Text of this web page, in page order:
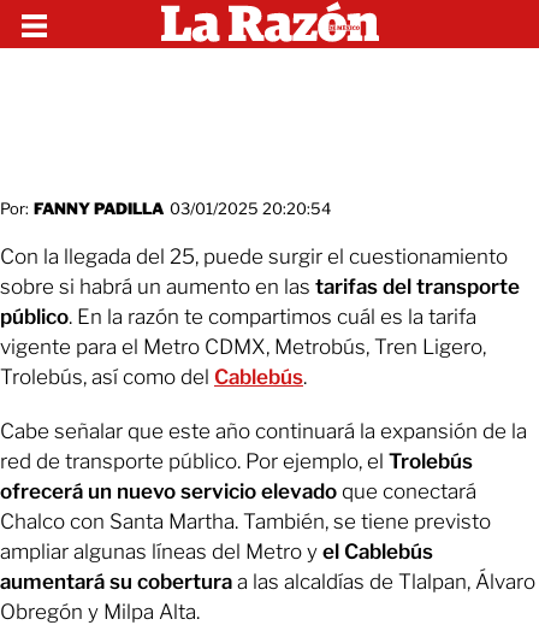
Por: FANNY PADILLA 03/01/2025 20:20:54
Con la llegada del 25, puede surgir el cuestionamiento
sobre si habrá un aumento en las tarifas del transporte
público. En la razón te compartimos cuál es la tarifa
vigente para el Metro CDMX, Metrobús, Tren Ligero,
Trolebús, así como del Cablebús.
Cabe señalar que este año continuará la expansión de la
red de transporte público. Por ejemplo, el Trolebús
ofrecerá un nuevo servicio elevado que conectará
Chalco con Santa Martha. También, se tiene previsto
ampliar algunas líneas del Metro y el Cablebús
aumentará su cobertura a las alcaldías de Tlalpan, Álvaro
Obregón y Milpa Alta.